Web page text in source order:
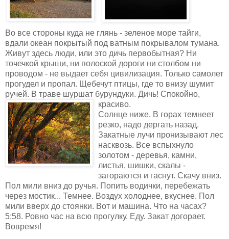
Во все стороны куда не глянь - зеленое море тайги,
вдали океан покрытый под ватным покрывалом тумана.
Живут здесь люди, или это дичь первобытная? Ни
точечкой крыши, ни полоской дороги ни столбом ни
проводом - не выдает себя цивилизация. Только самолет
прогудел и пропал. Щебечут птицы, где то внизу шумит
ручей. В траве шуршат бурундуки. Дичь! Спокойно,
красиво.
Солнце ниже. В горах темнеет
резко, надо дергать назад.
Закатные лучи пронизывают лес
насквозь. Все вспыхнуло
золотом - деревья, камни,
листья, шишки, скалы -
загораются и гаснут. Скачу вниз.
Пол мили вниз до ручья. Попить водички, перебежать
через мостик... Темнее. Воздух холоднее, вкуснее. Пол
мили вверх до стоянки. Вот и машина. Что на часах?
5:58. Ровно час на всю прогулку. Еду. Закат догорает.
Вовремя!